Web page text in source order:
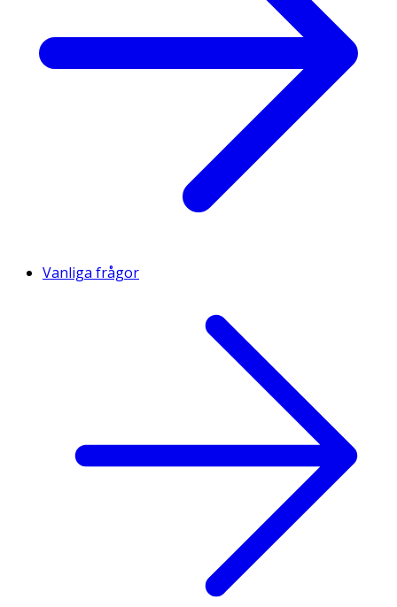
Vanliga frågor